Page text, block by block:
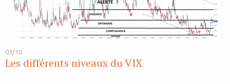
03/10
Les différents niveaux du VIX